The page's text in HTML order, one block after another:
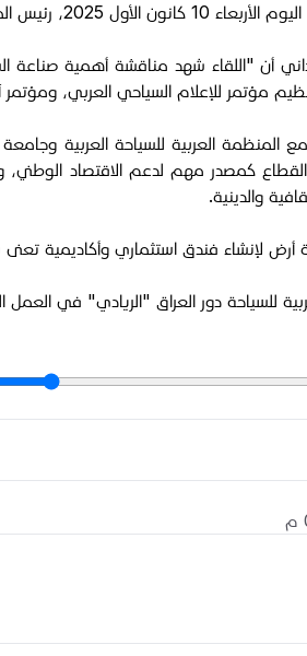
للسياحة بندر بن فهد آل فهيد.
أن "اللقاء شهد مناقشة أهمية صناعة
السياحي العربي، ومؤتمر آخر عن دور المصارف
المنظمة العربية للسياحة العربية
كمصدر مهم لدعم الاقتصاد الوطني،
والدينية.
لإنشاء فندق استثماري وأكاديمية تعنى
للسياحة دور العراق "الريادي" في